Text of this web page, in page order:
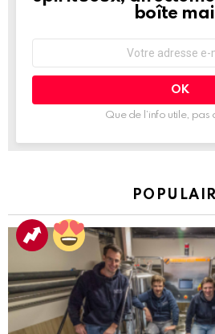
boîte
mail
Que de l’info utile, pas